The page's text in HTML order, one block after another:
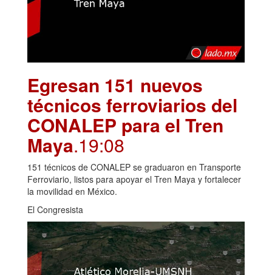
Egresan 151 nuevos
técnicos ferroviarios del
CONALEP para el Tren
Maya.19:08
151 técnicos de CONALEP se graduaron en Transporte
Ferroviario, listos para apoyar el Tren Maya y fortalecer
la movilidad en México.
El Congresista